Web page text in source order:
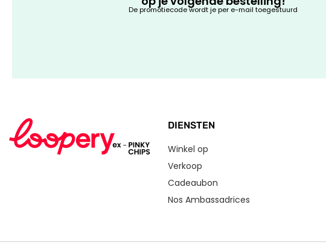
De promotiecode wordt je per e-mail toegestuurd
DIENSTEN
Winkel op
Verkoop
Cadeaubon
Nos Ambassadrices